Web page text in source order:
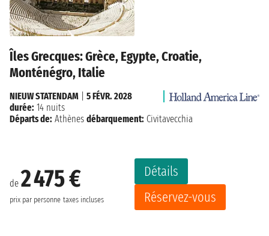
Îles Grecques: Grèce, Egypte, Croatie,
Monténégro, Italie
de 2 475 €
prix par personne taxes incluses
Détails
Réservez-vous
NIEUW STATENDAM
5 FÉVR. 2028
durée: 14 nuits
Départs de: Athènes débarquement: Civitavecchia